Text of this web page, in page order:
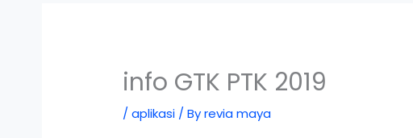
info GTK PTK 2019
/aplikasi / Byrevia maya